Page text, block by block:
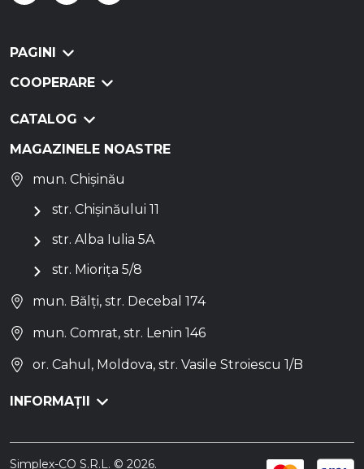
PAGINI
COOPERARE
CATALOG
MAGAZINELE NOASTRE
mun. Chișinău
str. Chișinăului 11
str. Alba Iulia 5A
str. Miorița 5/8
mun. Bălți, str. Decebal 174
mun. Comrat, str. Lenin 146
or. Cahul, Moldova, str. Vasile Stroiescu 1/B
INFORMAȚII
Simplex-CO S.R.L. © 2026.